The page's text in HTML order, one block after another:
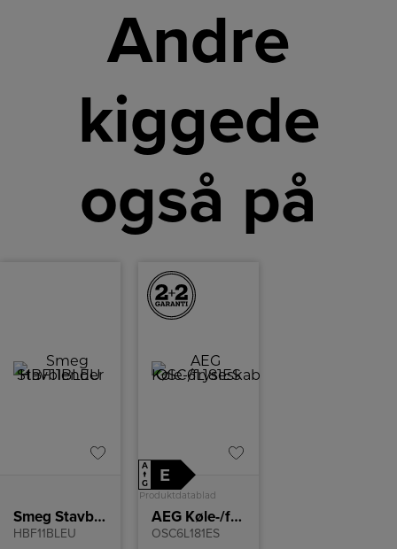
Andre
kiggede
også på
Smeg Stavblender
HBF11BLEU
A
↑
G
E
Produktdatablad
AEG Køle-/fryseskab
OSC6L181ES